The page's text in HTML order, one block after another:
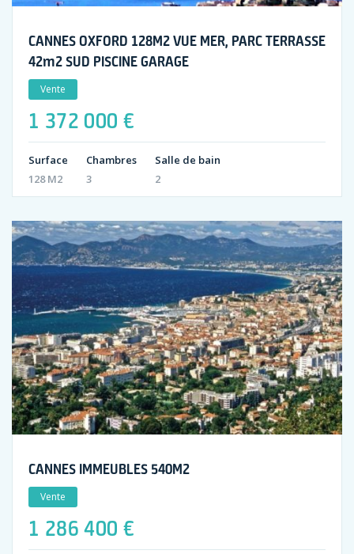
CANNES OXFORD 128M2 VUE MER, PARC TERRASSE
42m2 SUD PISCINE GARAGE
Vente
1 372 000 €
Surface
128 M2
Chambres
3
Salle de bain
2
CANNES IMMEUBLES 540M2
Vente
1 286 400 €